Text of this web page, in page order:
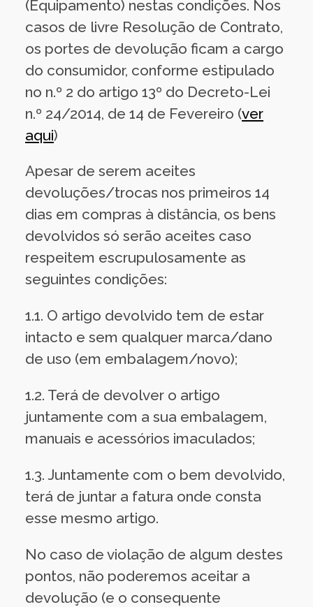
(Equipamento) nestas condições. Nos
casos de livre Resolução de Contrato,
os portes de devolução ficam a cargo
do consumidor, conforme estipulado
no n.º 2 do artigo 13º do Decreto-Lei
n.º 24/2014, de 14 de Fevereiro (ver
aqui)
Apesar de serem aceites
devoluções/trocas nos primeiros 14
dias em compras à distância, os bens
devolvidos só serão aceites caso
respeitem escrupulosamente as
seguintes condições:
1.1. O artigo devolvido tem de estar
intacto e sem qualquer marca/dano
de uso (em embalagem/novo);
1.2. Terá de devolver o artigo
juntamente com a sua embalagem,
manuais e acessórios imaculados;
1.3. Juntamente com o bem devolvido,
terá de juntar a fatura onde consta
esse mesmo artigo.
No caso de violação de algum destes
pontos, não poderemos aceitar a
devolução (e o consequente